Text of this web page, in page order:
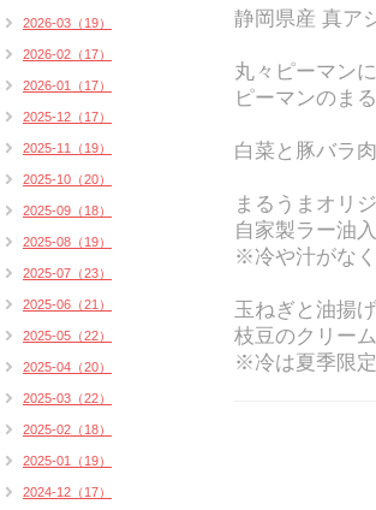
静岡県産 真ア
丸々ピーマン
ピーマンのま
白菜と豚バラ
まるうまオリ
自家製ラー油
※冷や汁がな
玉ねぎと油揚
枝豆のクリー
※冷は夏季限定
2026-03（19）
2026-02（17）
2026-01（17）
2025-12（17）
2025-11（19）
2025-10（20）
2025-09（18）
2025-08（19）
2025-07（23）
2025-06（21）
2025-05（22）
2025-04（20）
2025-03（22）
2025-02（18）
2025-01（19）
2024-12（17）